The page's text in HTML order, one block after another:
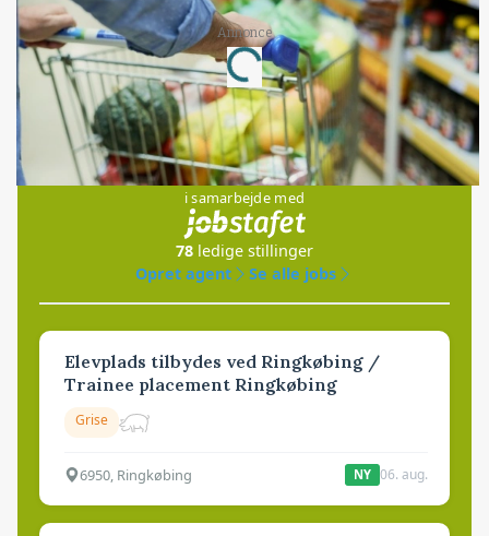
Annonce
Loading...
Jobs
i samarbejde med
78 ledige stillinger
Opret agent
Se alle jobs
Elevplads tilbydes ved Ringkøbing /
Trainee placement Ringkøbing
Grise
6950, Ringkøbing NY 06. aug.